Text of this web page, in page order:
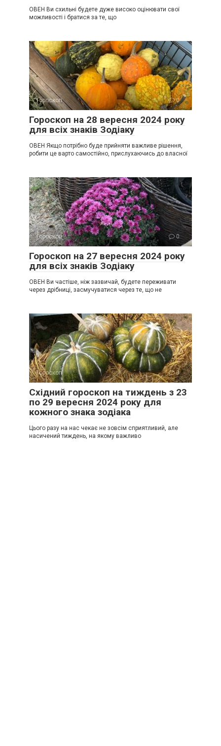
ОВЕН Ви схильні будете дуже високо оцінювати свої
можливості і братися за те, що
Гороскоп 0
Гороскоп на 28 вересня 2024 року
для всіх знаків Зодіаку
ОВЕН Якщо потрібно буде прийняти важливе рішення,
робити це варто самостійно, прислухаючись до власної
Гороскоп 0
Гороскоп на 27 вересня 2024 року
для всіх знаків Зодіаку
ОВЕН Ви частіше, ніж зазвичай, будете переживати
через дрібниці, засмучуватися через те, що не
Гороскоп 0
Східний гороскоп на тиждень з 23
по 29 вересня 2024 року для
кожного знака зодіака
Цього разу на нас чекає не зовсім сприятливий, але
насичений тиждень, на якому важливо